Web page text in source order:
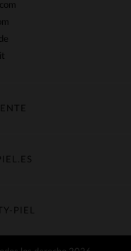
al cliente
PIEL